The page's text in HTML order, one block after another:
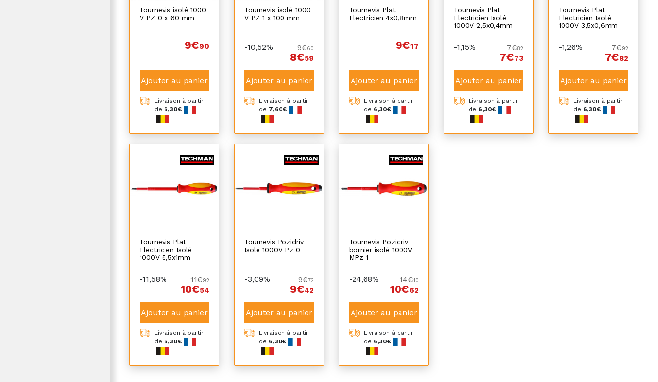
Tournevis isolé 1000
V PZ 0 x 60 mm
9€90
Ajouter au panier
Livraison à partir
de 6,30€
Tournevis isolé 1000
V PZ 1 x 100 mm
-10,52% 9€60
8€59
Ajouter au panier
Livraison à partir
de 7,60€
Tournevis Plat
Electricien 4x0,8mm
9€17
Ajouter au panier
Livraison à partir
de 6,30€
Tournevis Plat
Electricien Isolé
1000V 2,5x0,4mm
-1,15% 7€82
7€73
Ajouter au panier
Livraison à partir
de 6,30€
Tournevis Plat
Electricien Isolé
1000V 3,5x0,6mm
-1,26% 7€92
7€82
Ajouter au panier
Livraison à partir
de 6,30€
Tournevis Plat
Electricien Isolé
1000V 5,5x1mm
-11,58% 11€92
10€54
Ajouter au panier
Livraison à partir
de 6,30€
Tournevis Pozidriv
Isolé 1000V Pz 0
-3,09% 9€72
9€42
Ajouter au panier
Livraison à partir
de 6,30€
Tournevis Pozidriv
bornier isolé 1000V
MPz 1
-24,68% 14€10
10€62
Ajouter au panier
Livraison à partir
de 6,30€